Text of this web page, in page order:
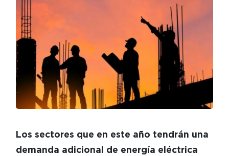
Los sectores que en este año tendrán una
demanda adicional de energía eléctrica